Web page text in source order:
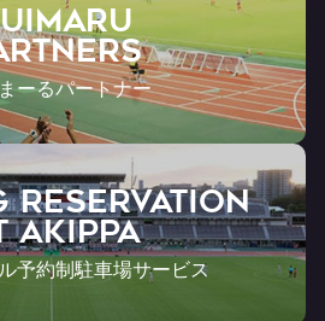
ーるパートナー
RESERVATION
Akippa
予約制駐車場サービス